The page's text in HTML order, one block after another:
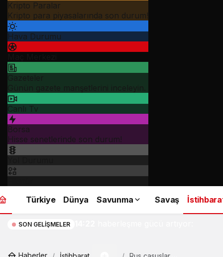
Kripto Paralar
Kripto para piyasalarında son durum!
Hava Durumu
Gazeteler
Günün gazete manşetlerini inceleyin.
Canlı Tv
Borsa
Hisse senetlerinde son durum!
Türkiye
Dünya Savunma Savaş
SON GELIŞMELER
İspanya’nın askeri
Haberler